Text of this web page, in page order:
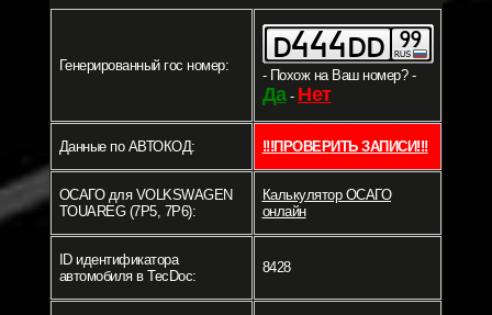
Генерированный гос номер:
- Похож на Ваш номер? -
Да- Нет
Данные по АВТОКОД: !!!ПРОВЕРИТЬ ЗАПИСИ!!!
ОСАГО для VOLKSWAGEN
TOUAREG (7P5, 7P6):
Калькулятор ОСАГО
онлайн
ID идентификатора
автомобиля в TecDoc:
8428